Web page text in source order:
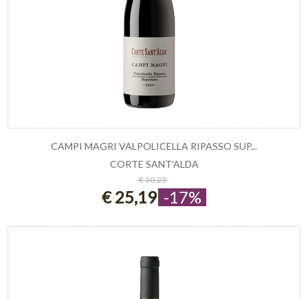
ESAURITO
CAMPI MAGRI VALPOLICELLA RIPASSO SUP...
CORTE SANT'ALDA
€ 30,23
€ 25,19 -17%